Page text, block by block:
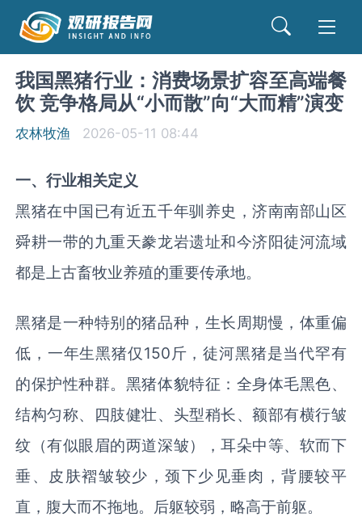
我国黑猪行业：消费场景扩容至高端餐
饮 竞争格局从“小而散”向“大而精”演变
农林牧渔 2026-05-11 08:44
一、行业相关定义
黑猪在中国已有近五千年驯养史，济南南部山区
舜耕一带的九重天豢龙岩遗址和今济阳徒河流域
都是上古畜牧业养殖的重要传承地。
黑猪是一种特别的猪品种，生长周期慢，体重偏
低，一年生黑猪仅150斤，徒河黑猪是当代罕有
的保护性种群。黑猪体貌特征：全身体毛黑色、
结构匀称、四肢健壮、头型稍长、额部有横行皱
纹（有似眼眉的两道深皱），耳朵中等、软而下
垂、皮肤褶皱较少，颈下少见垂肉，背腰较平
直，腹大而不拖地。后躯较弱，略高于前躯。